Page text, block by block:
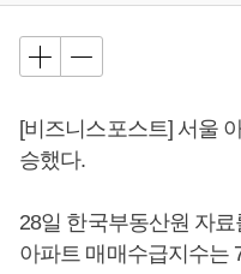
[비즈니스포스트] 서울
승했다.
28일 한국부동산원 자
아파트 매매수급지수는